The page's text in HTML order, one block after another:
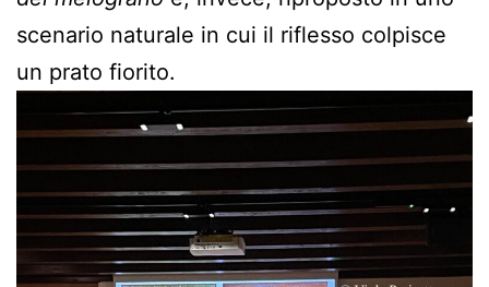
scenario naturale in cui il riflesso colpisce
un prato fiorito.